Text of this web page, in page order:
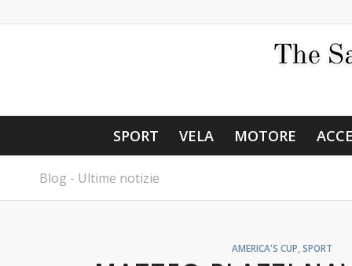
SPORT VELA MOTORE
Blog - Ultime notizie
AMERICA'S CUP ,SPORT